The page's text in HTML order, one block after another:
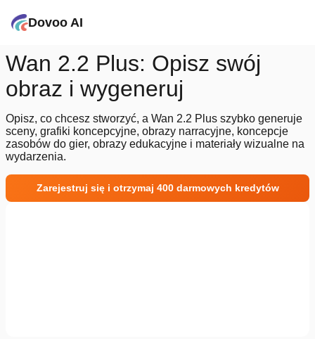
Dovoo AI
Wan 2.2 Plus: Opisz swój
obraz i wygeneruj
Opisz, co chcesz stworzyć, a Wan 2.2 Plus szybko generuje
sceny, grafiki koncepcyjne, obrazy narracyjne, koncepcje
zasobów do gier, obrazy edukacyjne i materiały wizualne na
wydarzenia.
Zarejestruj się i otrzymaj 400 darmowych kredytów